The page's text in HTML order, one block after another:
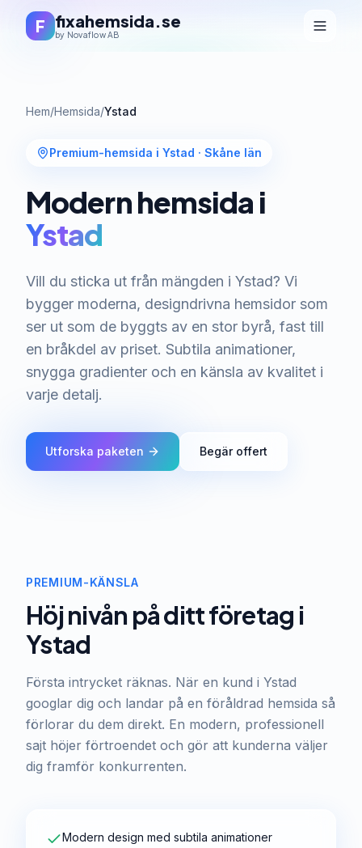
F fixahemsida.se
by Novaflow AB
Hem/Hemsida/Ystad
Premium-hemsida i Ystad · Skåne län
Modern hemsida i
Ystad
Vill du sticka ut från mängden i Ystad? Vi
bygger moderna, designdrivna hemsidor som
ser ut som de byggts av en stor byrå, fast till
en bråkdel av priset. Subtila animationer,
snygga gradienter och en känsla av kvalitet i
varje detalj.
Utforska paketen Begär offert
PREMIUM-KÄNSLA
Höj nivån på ditt företag i
Ystad
Första intrycket räknas. När en kund i Ystad
googlar dig och landar på en föråldrad hemsida så
förlorar du dem direkt. En modern, professionell
sajt höjer förtroendet och gör att kunderna väljer
dig framför konkurrenten.
Modern design med subtila animationer